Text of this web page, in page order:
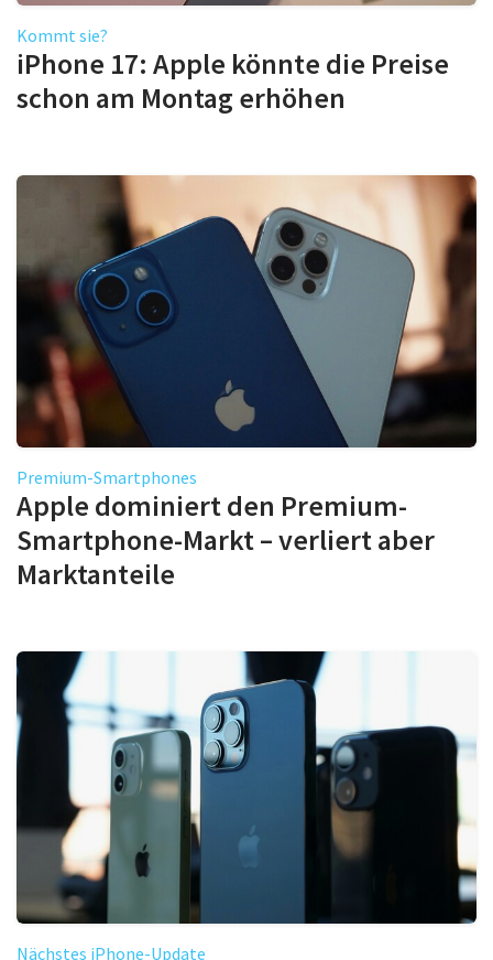
Kommt sie?
iPhone 17: Apple könnte die Preise
schon am Montag erhöhen
Premium-Smartphones
Apple dominiert den Premium-
Smartphone-Markt – verliert aber
Marktanteile
Nächstes iPhone-Update